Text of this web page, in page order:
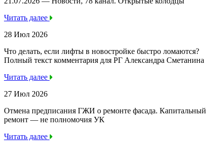
Читать далее
28 Июл 2026
Что делать, если лифты в новостройке быстро ломаются?
Полный текст комментария для РГ Александра Сметанина
Читать далее
27 Июл 2026
Отмена предписания ГЖИ о ремонте фасада. Капитальный
ремонт — не полномочия УК
Читать далее